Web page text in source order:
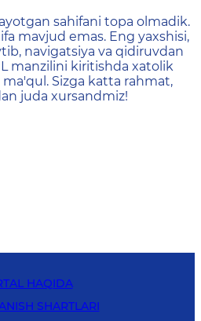
не
sahifani topa olmadik.
mavjud emas. Eng yaxshisi,
navigatsiya va qidiruvdan
manzilini kiritishda xatolik
Sizga katta rahmat,
juda xursandmiz!
HAQIDA
SHARTLARI